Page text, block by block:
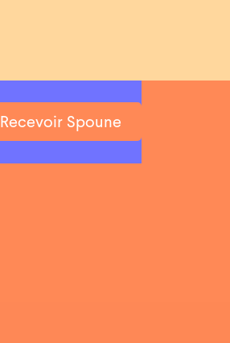
Recevoir Spoune